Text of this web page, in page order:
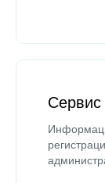
Сервис